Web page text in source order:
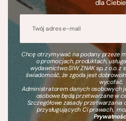
dla
Chcę otrzymywać na podany przeze
o promocjach, produktach,
wydawnictwo SIW ZNAK sp. z o.o. z
świadomość, że zgoda jest
wycofać.
Administratorem danych osobowych
osobowe będą przetwarzane w
Szczegółowe zasady
przysługujących Ci prawach,